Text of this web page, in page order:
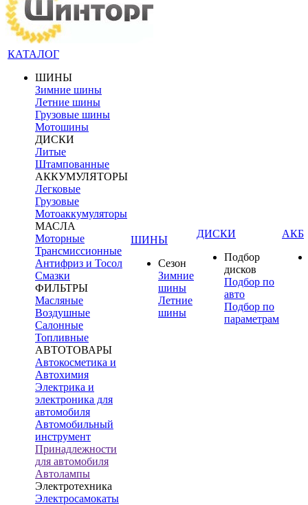
КАТАЛОГ
ШИНЫ
Зимние шины
Летние шины
Грузовые шины
Мотошины
ДИСКИ
Литые
Штампованные
АККУМУЛЯТОРЫ
Легковые
Грузовые
Мотоаккумуляторы
МАСЛА
Моторные
Трансмиссионные
Антифриз и Тосол
Смазки
ФИЛЬТРЫ
Масляные
Воздушные
Салонные
Топливные
АВТОТОВАРЫ
Автокосметика и
Автохимия
Электрика и
электроника для
автомобиля
Автомобильный
инструмент
Принадлежности
для автомобиля
Автолампы
Электротехника
Электросамокаты
ШИНЫ
Сезон
Зимние
шины
Летние
шины
ДИСКИ
Подбор
дисков
Подбор по
авто
Подбор по
параметрам
АКБ